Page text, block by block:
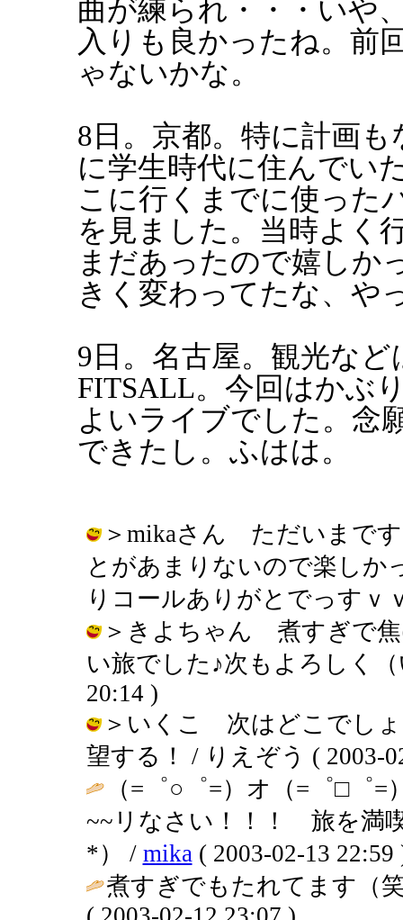
曲が練られ・・・いや
入りも良かったね。前
ゃないかな。
8日。京都。特に計画
に学生時代に住んでい
こに行くまでに使った
を見ました。当時よく
まだあったので嬉しか
きく変わってたな、や
9日。名古屋。観光な
FITSALL。今回はかぶ
よいライブでした。念
できたし。ふはは。
＞mikaさん ただいまです
とがあまりないので楽しか
りコールありがとでっすｖ
＞きよちゃん 煮すぎで焦
い旅でした♪次もよろしく
20:14 )
＞いくこ 次はどこでしょ
望する！ / りえぞう ( 2003-
（=゜○゜=）オ（=゜□゜
~~リなさい！！！ 旅を満
*） / mika ( 2003-02-13 22:59
煮すぎでもたれてます